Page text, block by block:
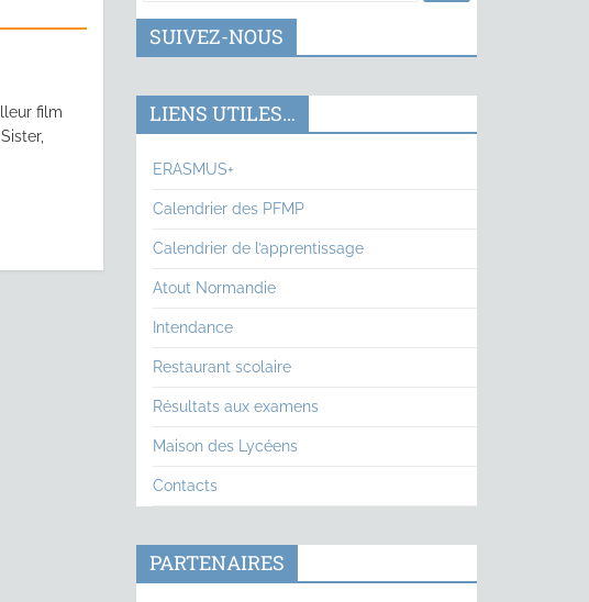
film
SUIVEZ-NOUS
LIENS UTILES…
ERASMUS+
Calendrier des PFMP
Calendrier de l’apprentissage
Atout Normandie
Intendance
Restaurant scolaire
Résultats aux examens
Maison des Lycéens
Contacts
PARTENAIRES